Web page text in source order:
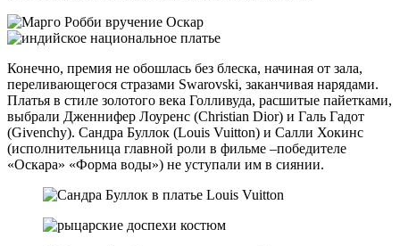
Конечно, премия не обошлась без блеска, начиная от зала,
переливающегося стразами Swarovski, заканчивая нарядами.
Платья в стиле золотого века Голливуда, расшитые пайетками,
выбрали Дженнифер Лоуренс (Christian Dior) и Галь Гадот
(Givenchy). Сандра Буллок (Louis Vuitton) и Салли Хокинс
(исполнительница главной роли в фильме –победителе
«Оскара» «Форма воды») не уступали им в сиянии.